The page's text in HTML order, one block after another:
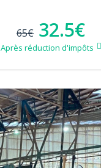
65€ 32.5€
Après réduction d'impôts